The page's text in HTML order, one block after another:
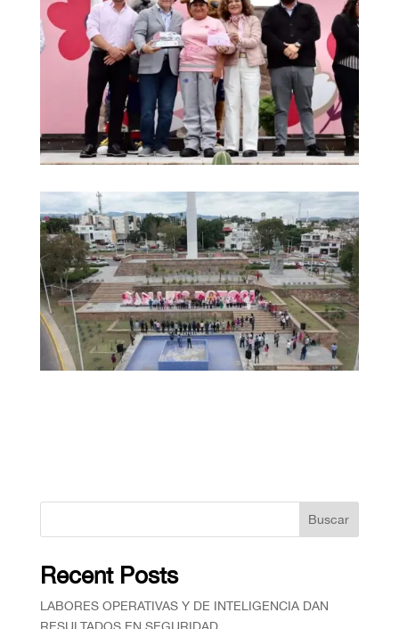
Buscar
Recent Posts
⁠LABORES OPERATIVAS Y DE INTELIGENCIA DAN